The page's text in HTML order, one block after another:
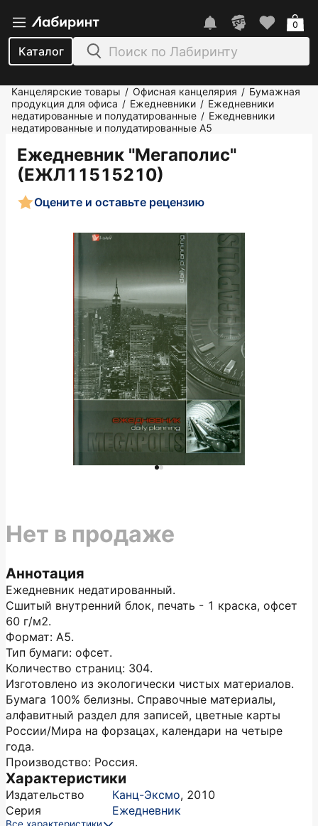
Каталог
0
Канцелярские товары / Офисная канцелярия / Бумажная
продукция для офиса / Ежедневники / Ежедневники
недатированные и полудатированные / Ежедневники
недатированные и полудатированные А5
Ежедневник "Мегаполис"
(ЕЖЛ11515210)
Оцените и оставьте рецензию
Аннотация
Ежедневник недатированный.
Сшитый внутренний блок, печать - 1 краска, офсет
60 г/м2.
Формат: А5.
Тип бумаги: офсет.
Количество страниц: 304.
Изготовлено из экологически чистых материалов.
Бумага 100% белизны. Справочные материалы,
алфавитный раздел для записей, цветные карты
России/Мира на форзацах, календари на четыре
года.
Производство: Россия.
Характеристики
Издательство Канц-Эксмо, 2010
Серия
Ежедневник
Нет в продаже